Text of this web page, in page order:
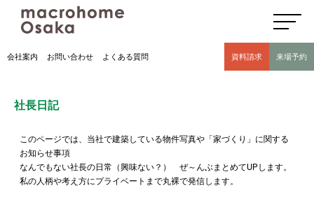
高気密高断熱住宅のマクロホーム大阪の社長日記(豊中市 モデルハウス有)
会社案内 お問い合わせ よくある質問 資料請求 来場予約
社長日記
このページでは、当社で建築している物件写真や「家づくり」に関する
お知らせ事項
なんでもない社長の日常（興味ない？） ぜ～んぶまとめてUPします。
私の人柄や考え方にプライベートまで丸裸で発信します。